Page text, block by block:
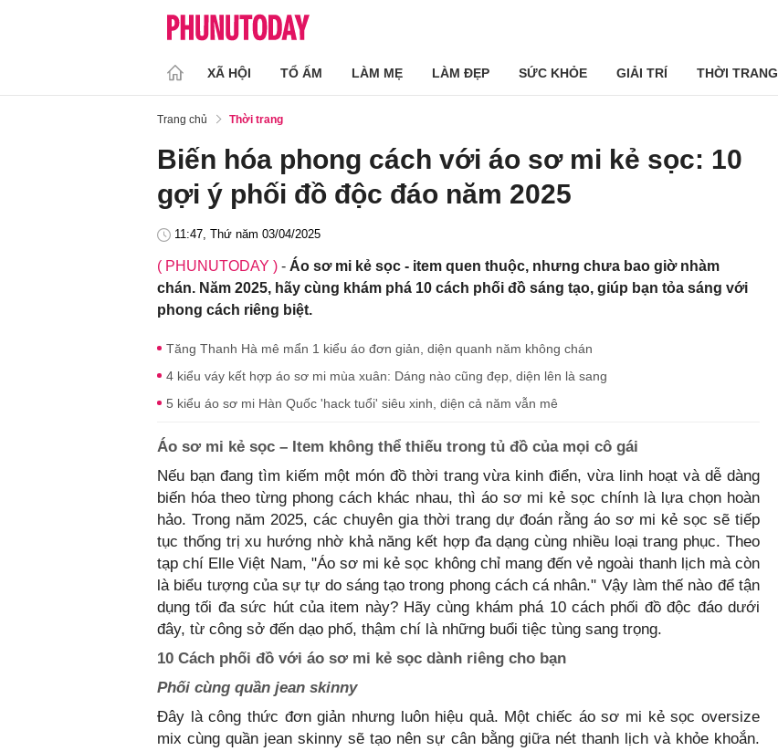
XÃ HỘI TỔ ẤM LÀM MẸ LÀM ĐẸP SỨC KHỎE GIẢI TRÍ THỜI TRANG
Trang chủ Thời trang
Biến hóa phong cách với áo sơ mi kẻ sọc: 10
gợi ý phối đồ độc đáo năm 2025
11:47, Thứ năm 03/04/2025
( PHUNUTODAY ) - Áo sơ mi kẻ sọc - item quen thuộc, nhưng chưa bao giờ nhàm
chán. Năm 2025, hãy cùng khám phá 10 cách phối đồ sáng tạo, giúp bạn tỏa sáng với
phong cách riêng biệt.
Tăng Thanh Hà mê mẩn 1 kiểu áo đơn giản, diện quanh năm không chán
4 kiểu váy kết hợp áo sơ mi mùa xuân: Dáng nào cũng đẹp, diện lên là sang
5 kiểu áo sơ mi Hàn Quốc 'hack tuổi' siêu xinh, diện cả năm vẫn mê
Áo sơ mi kẻ sọc – Item không thể thiếu trong tủ đồ của mọi cô gái
Nếu bạn đang tìm kiếm một món đồ thời trang vừa kinh điển, vừa linh hoạt và dễ dàng
biến hóa theo từng phong cách khác nhau, thì áo sơ mi kẻ sọc chính là lựa chọn hoàn
hảo. Trong năm 2025, các chuyên gia thời trang dự đoán rằng áo sơ mi kẻ sọc sẽ tiếp
tục thống trị xu hướng nhờ khả năng kết hợp đa dạng cùng nhiều loại trang phục. Theo
tạp chí Elle Việt Nam, "Áo sơ mi kẻ sọc không chỉ mang đến vẻ ngoài thanh lịch mà còn
là biểu tượng của sự tự do sáng tạo trong phong cách cá nhân." Vậy làm thế nào để tận
dụng tối đa sức hút của item này? Hãy cùng khám phá 10 cách phối đồ độc đáo dưới
đây, từ công sở đến dạo phố, thậm chí là những buổi tiệc tùng sang trọng.
10 Cách phối đồ với áo sơ mi kẻ sọc dành riêng cho bạn
Phối cùng quần jean skinny
Đây là công thức đơn giản nhưng luôn hiệu quả. Một chiếc áo sơ mi kẻ sọc oversize
mix cùng quần jean skinny sẽ tạo nên sự cân bằng giữa nét thanh lịch và khỏe khoắn.